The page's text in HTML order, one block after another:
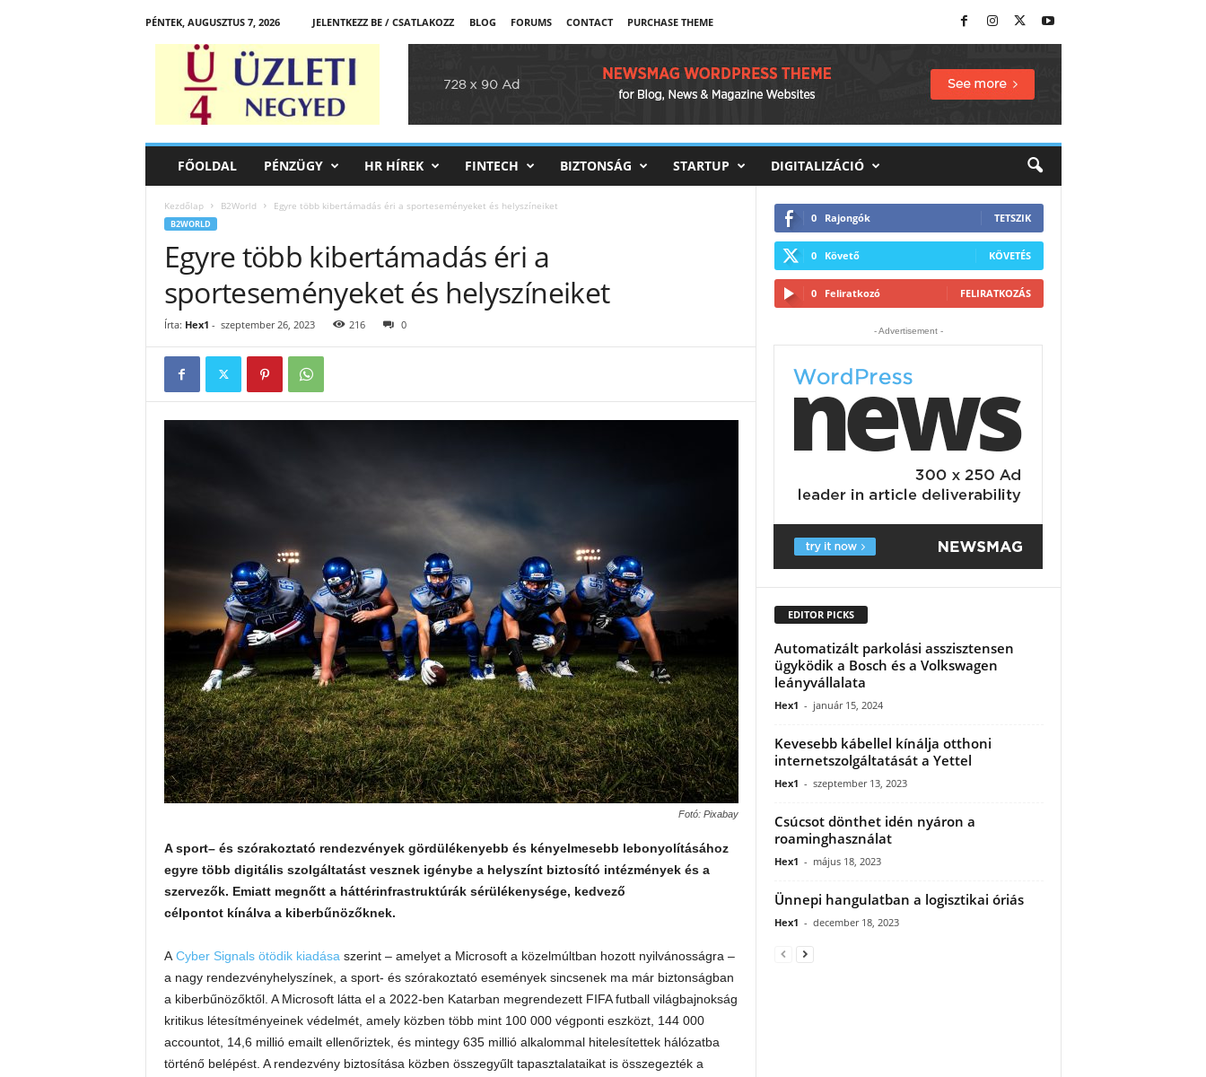
PÉNTEK, AUGUSZTUS 7, 2026 JELENTKEZZ BE / CSATLAKOZZ BLOG FORUMS CONTACT
PURCHASE THEME
FŐOLDAL PÉNZÜGY HR HÍREK FINTECH BIZTONSÁG STARTUP DIGITALIZÁCIÓ
Kezdőlap B2World Egyre több kibertámadás éri a sporteseményeket és helyszíneiket
B2WORLD
Egyre több kibertámadás éri a
sporteseményeket és helyszíneiket
Írta: Hex1 - szeptember 26, 2023 216 0
Fotó: Pixabay
A sport– és szórakoztató rendezvények gördülékenyebb és kényelmesebb lebonyolításához
egyre több digitális szolgáltatást vesznek igénybe a helyszínt biztosító intézmények és a
szervezők. Emiatt megnőtt a háttérinfrastruktúrák sérülékenysége, kedvező
célpontot kínálva a kiberbűnözőknek.
A Cyber Signals ötödik kiadása szerint – amelyet a Microsoft a közelmúltban hozott nyilvánosságra –
a nagy rendezvényhelyszínek, a sport- és szórakoztató események sincsenek ma már biztonságban
a kiberbűnözőktől. A Microsoft látta el a 2022-ben Katarban megrendezett FIFA futball világbajnokság
kritikus létesítményeinek védelmét, amely közben több mint 100 000 végponti eszközt, 144 000
accountot, 14,6 millió emailt ellenőriztek, és mintegy 635 millió alkalommal hitelesítettek hálózatba
történő belépést. A rendezvény biztosítása közben összegyűlt tapasztalataikat is összegezték a
0 Rajongók TETSZIK
0 Követő KÖVETÉS
0 Feliratkozó FELIRATKOZÁS
- Advertisement -
EDITOR PICKS
Automatizált parkolási asszisztensen
ügyködik a Bosch és a Volkswagen
leányvállalata
Hex1 - január 15, 2024
Kevesebb kábellel kínálja otthoni
internetszolgáltatását a Yettel
Hex1 - szeptember 13, 2023
Csúcsot dönthet idén nyáron a
roaminghasználat
Hex1 - május 18, 2023
Ünnepi hangulatban a logisztikai óriás
Hex1 - december 18, 2023